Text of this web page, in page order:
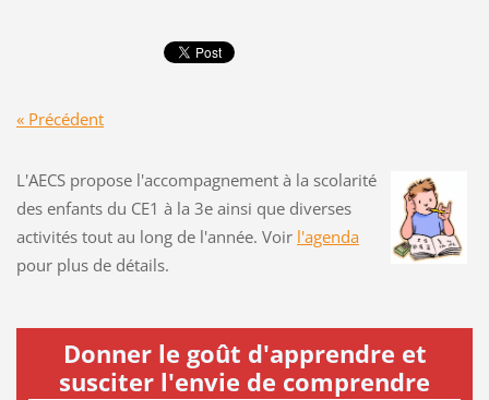
« Précédent
L'AECS propose l'accompagnement à la scolarité
des enfants du CE1 à la 3e ainsi que diverses
activités tout au long de l'année. Voir l'agenda
pour plus de détails.
Donner le goût d'apprendre et
susciter l'envie de comprendre